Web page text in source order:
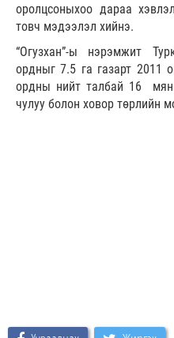
оролцсоныхоо дараа
товч мэдээлэл хийнэ.
“Огузхан”-ы нэрэмжит
ордныг 7.5 га газарт 2011
ордны нийт талбай 16
чулуу болон ховор төрлийн